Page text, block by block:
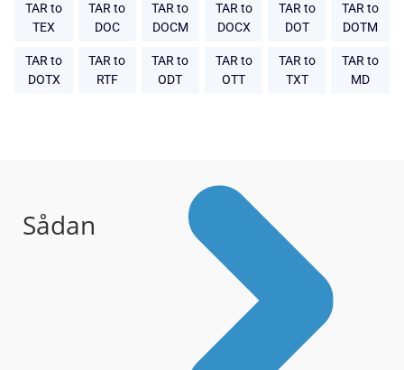
TAR to
TEX
TAR to
DOC
TAR to
DOCM
TAR to
DOCX
TAR to
DOT
TAR to
DOTM
TAR to
DOTX
TAR to
RTF
TAR to
ODT
TAR to
OTT
TAR to
TXT
TAR to
MD
Sådan